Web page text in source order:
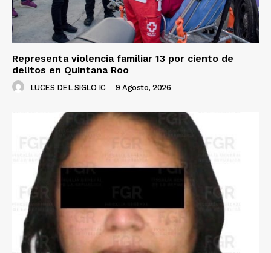
Representa violencia familiar 13 por ciento de
delitos en Quintana Roo
LUCES DEL SIGLO IC - 9 Agosto, 2026